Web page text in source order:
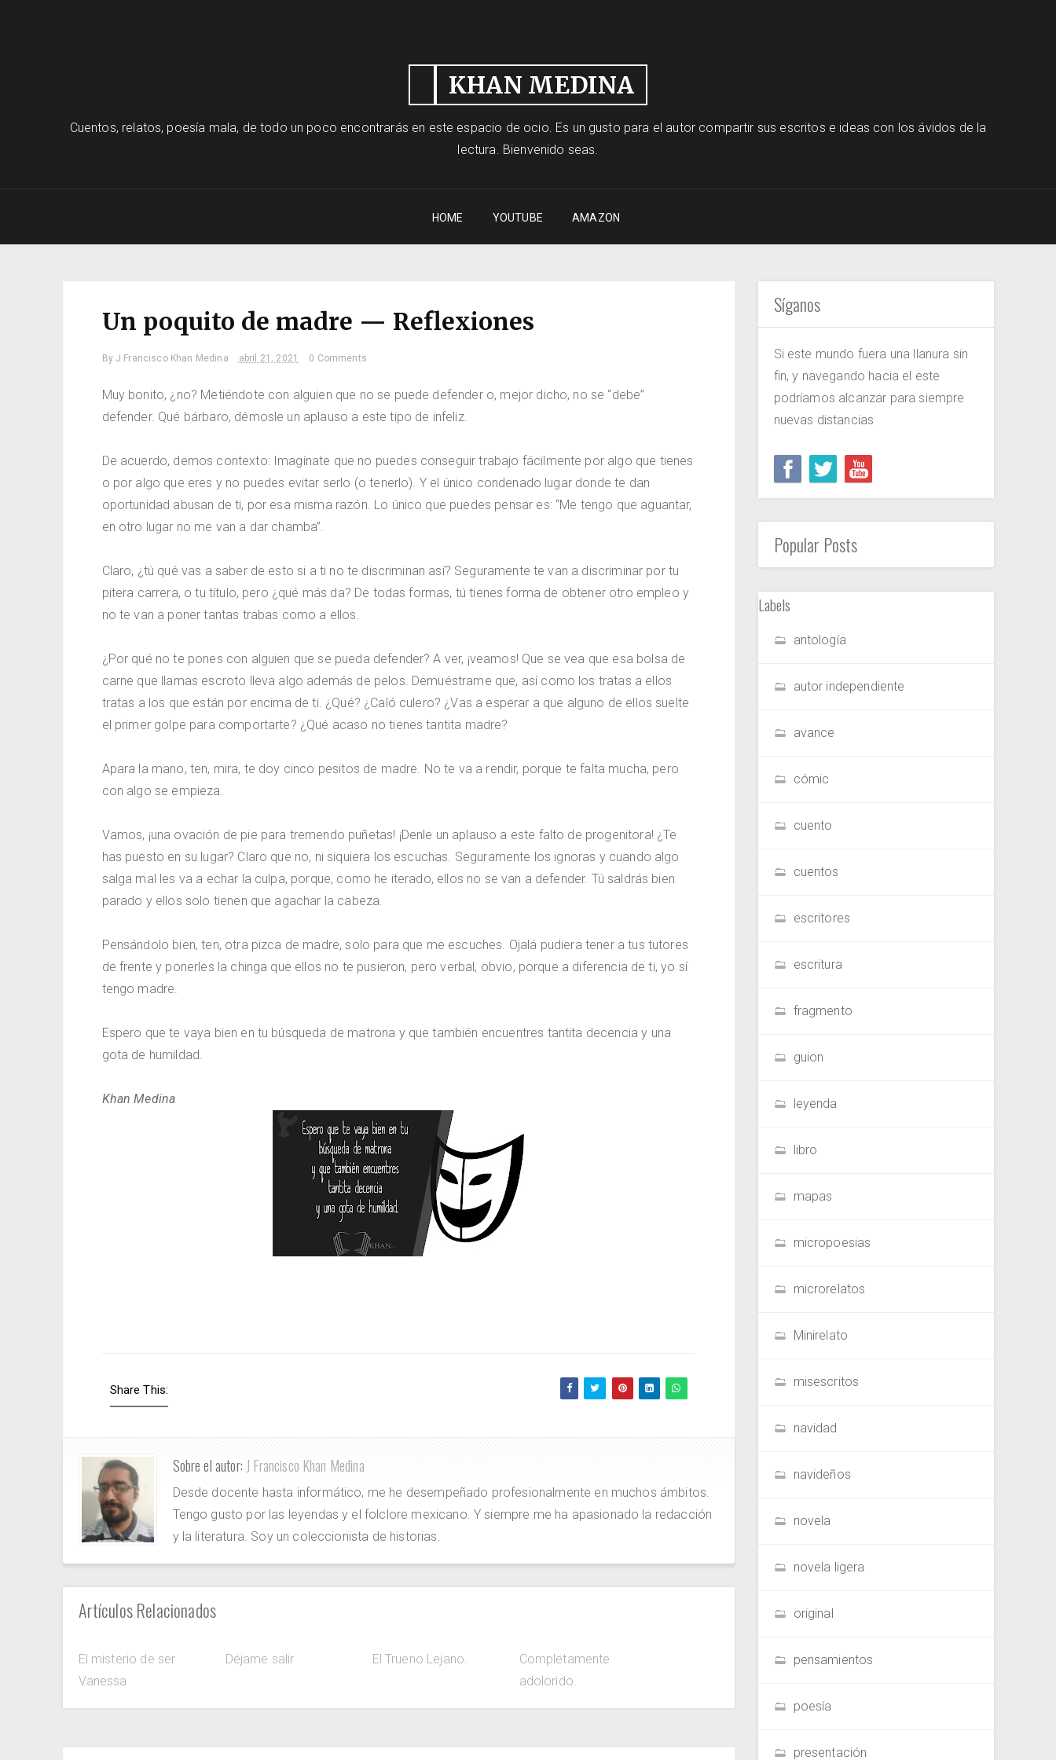
KHAN MEDINA
Cuentos, relatos, poesía mala, de todo un poco encontrarás en este espacio de ocio. Es un gusto para el autor compartir sus escritos e ideas con los ávidos de la
lectura. Bienvenido seas.
HOME YOUTUBE AMAZON
Un poquito de madre — Reflexiones
By J Francisco Khan Medina abril 21, 2021 0 Comments
Muy bonito, ¿no? Metiéndote con alguien que no se puede defender o, mejor dicho, no se “debe”
defender. Qué bárbaro, démosle un aplauso a este tipo de infeliz.
De acuerdo, demos contexto: Imagínate que no puedes conseguir trabajo fácilmente por algo que tienes
o por algo que eres y no puedes evitar serlo (o tenerlo). Y el único condenado lugar donde te dan
oportunidad abusan de ti, por esa misma razón. Lo único que puedes pensar es: “Me tengo que aguantar,
en otro lugar no me van a dar chamba”.
Claro, ¿tú qué vas a saber de esto si a ti no te discriminan así? Seguramente te van a discriminar por tu
pitera carrera, o tu título, pero ¿qué más da? De todas formas, tú tienes forma de obtener otro empleo y
no te van a poner tantas trabas como a ellos.
¿Por qué no te pones con alguien que se pueda defender? A ver, ¡veamos! Que se vea que esa bolsa de
carne que llamas escroto lleva algo además de pelos. Demuéstrame que, así como los tratas a ellos
tratas a los que están por encima de ti. ¿Qué? ¿Caló culero? ¿Vas a esperar a que alguno de ellos suelte
el primer golpe para comportarte? ¿Qué acaso no tienes tantita madre?
Apara la mano, ten, mira, te doy cinco pesitos de madre. No te va a rendir, porque te falta mucha, pero
con algo se empieza.
Vamos, ¡una ovación de pie para tremendo puñetas! ¡Denle un aplauso a este falto de progenitora! ¿Te
has puesto en su lugar? Claro que no, ni siquiera los escuchas. Seguramente los ignoras y cuando algo
salga mal les va a echar la culpa, porque, como he iterado, ellos no se van a defender. Tú saldrás bien
parado y ellos solo tienen que agachar la cabeza.
Pensándolo bien, ten, otra pizca de madre, solo para que me escuches. Ojalá pudiera tener a tus tutores
de frente y ponerles la chinga que ellos no te pusieron, pero verbal, obvio, porque a diferencia de ti, yo sí
tengo madre.
Espero que te vaya bien en tu búsqueda de matrona y que también encuentres tantita decencia y una
gota de humildad.
Khan Medina
Share This:
Sobre el autor: J Francisco Khan Medina
Desde docente hasta informático, me he desempeñado profesionalmente en muchos ámbitos.
Tengo gusto por las leyendas y el folclore mexicano. Y siempre me ha apasionado la redacción
y la literatura. Soy un coleccionista de historias.
Artículos Relacionados
El misterio de ser
Vanessa
Déjame salir El Trueno Lejano.
Completamente
adolorido.
Síganos
Si este mundo fuera una llanura sin
fin, y navegando hacia el este
podríamos alcanzar para siempre
nuevas distancias
Popular Posts
Labels
antología
autor independiente
avance
cómic
cuento
cuentos
escritores
escritura
fragmento
guion
leyenda
libro
mapas
micropoesias
microrelatos
Minirelato
misescritos
navidad
navideños
novela
novela ligera
original
pensamientos
poesía
presentación